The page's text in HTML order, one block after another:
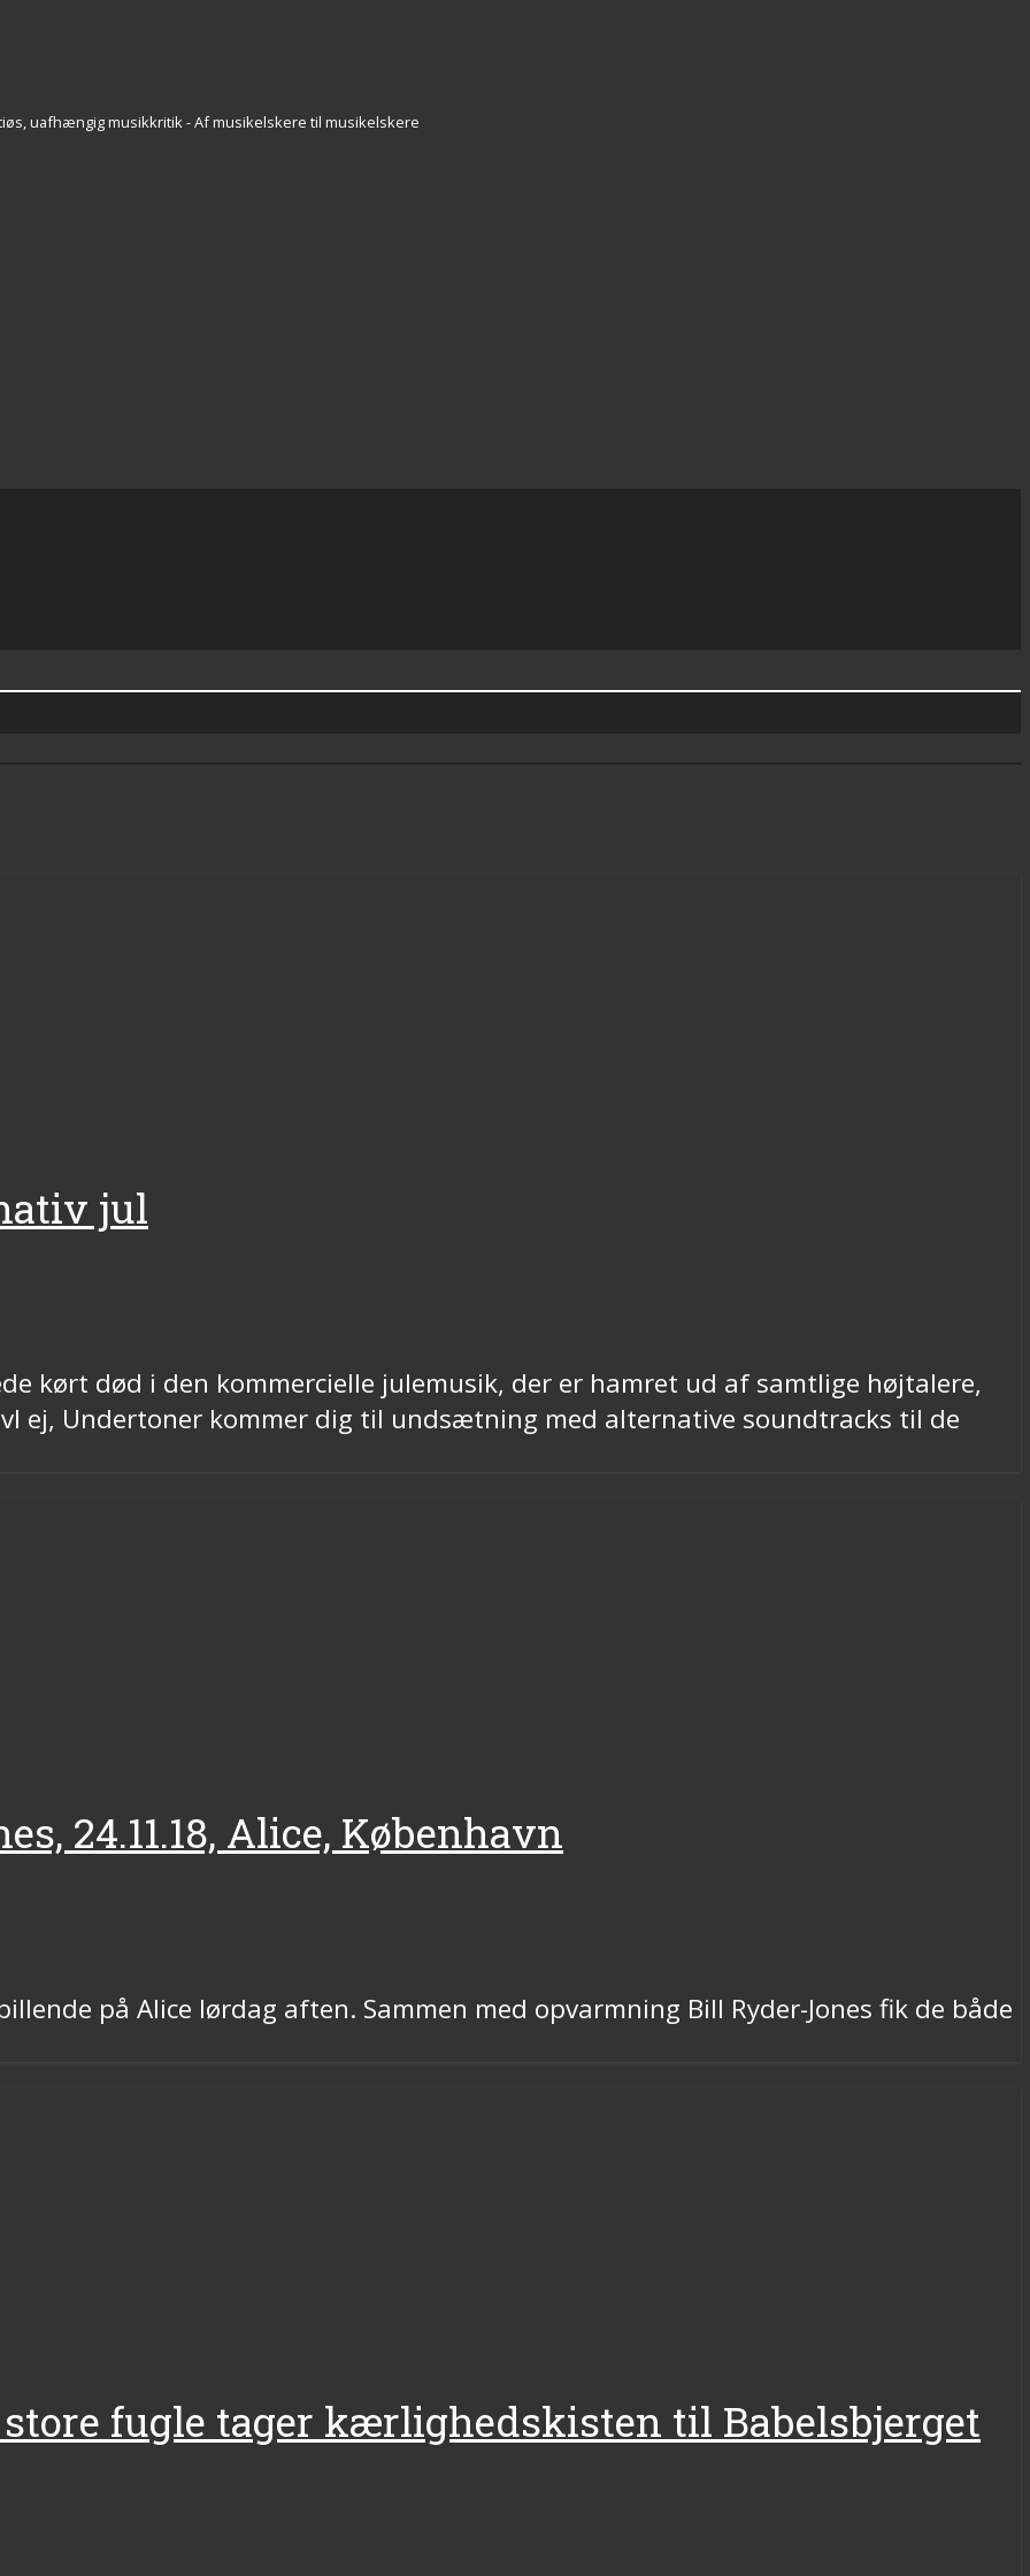
uafhængig musikkritik - Af musikelskere til musikelskere
jul
kørt død i den kommercielle julemusik, der er hamret ud af samtlige højtalere,
ej, Undertoner kommer dig til undsætning med alternative soundtracks til de
24.11.18, Alice, København
på Alice lørdag aften. Sammen med opvarmning Bill Ryder-Jones fik de både
fugle tager kærlighedskisten til Babelsbjerget